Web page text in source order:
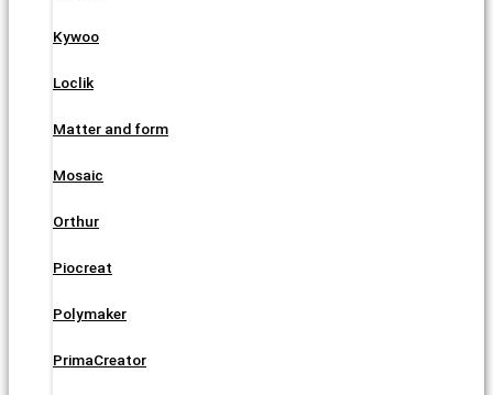
Kywoo
Loclik
Matter and form
Mosaic
Orthur
Piocreat
Polymaker
PrimaCreator